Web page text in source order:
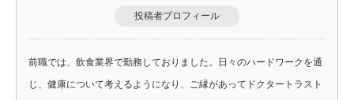
投稿者プロフィール
前職では、飲食業界で勤務しておりました。日々のハードワークを通
じ、健康について考えるようになり、ご縁があってドクタートラスト